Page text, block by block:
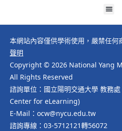
本網站內容僅供學術使用，嚴禁任何
聲明
Copyright © 2026 National Yang
All Rights Reserved
諮詢單位：國立陽明交通大學 教務
Center for eLearning)
E-Mail：ocw@nycu.edu.tw
諮詢專線：03-5712121轉56072